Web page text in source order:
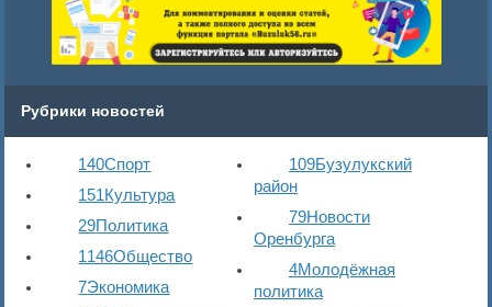
Рубрики новостей
140Спорт
151Культура
29Политика
1146Общество
7Экономика
109Бузулукский
район
79Новости
Оренбурга
4Молодёжная
политика